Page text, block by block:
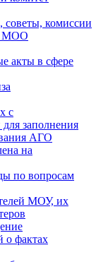
комиссии
МОО
акты в сфере
с
заполнения
АГО
на
по вопросам
МОУ, их
о фактах